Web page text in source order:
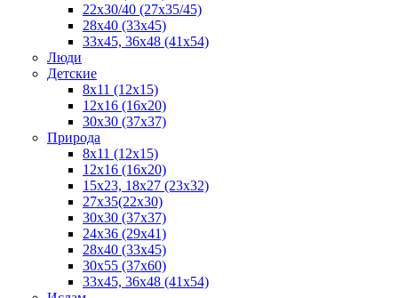
22x30/40 (27x35/45)
28х40 (33х45)
33х45, 36х48 (41х54)
Люди
Детские
8x11 (12x15)
12x16 (16x20)
30х30 (37х37)
Природа
8x11 (12x15)
12x16 (16х20)
15x23, 18х27 (23х32)
27х35(22x30)
30х30 (37х37)
24х36 (29х41)
28x40 (33x45)
30x55 (37x60)
33х45, 36x48 (41x54)